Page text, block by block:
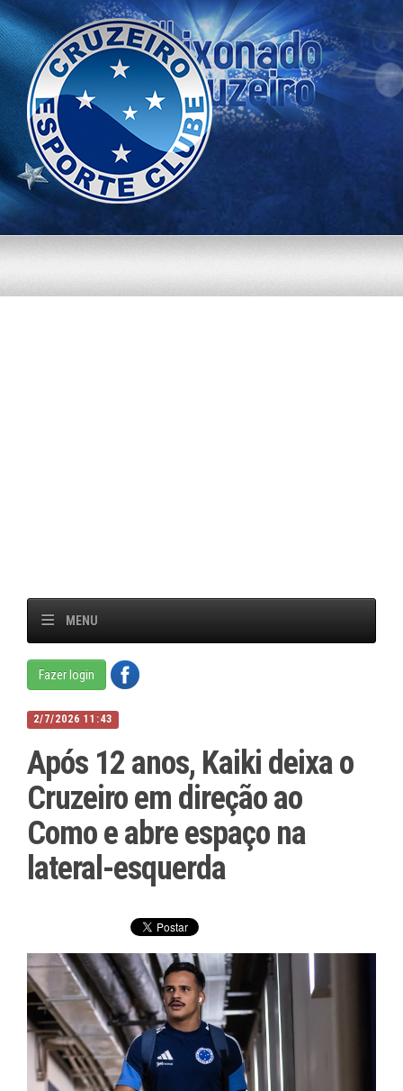
MENU
Fazer login
2/7/2026 11:43
Após 12 anos, Kaiki deixa o
Cruzeiro em direção ao
Como e abre espaço na
lateral-esquerda